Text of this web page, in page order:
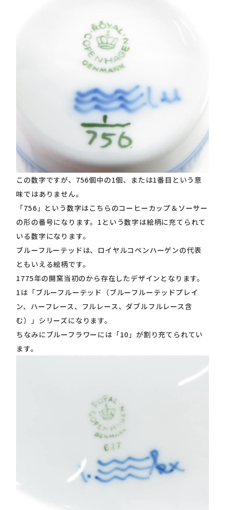
この数字ですが、756個中の1個、または1番目という意
味ではありません。
「756」という数字はこちらのコーヒーカップ＆ソーサー
の形の番号になります。1という数字は絵柄に充てられて
いる数字になります。
ブルーフルーテッドは、ロイヤルコペンハーゲンの代表
ともいえる絵柄です。
1775年の開窯当初のから存在したデザインとなります。
1は「ブルーフルーテッド（ブルーフルーテッドプレイ
ン、ハーフレース、フルレース、ダブルフルレース含
む）」シリーズになります。
ちなみにブルーフラワーには「10」が割り充てられてい
ます。